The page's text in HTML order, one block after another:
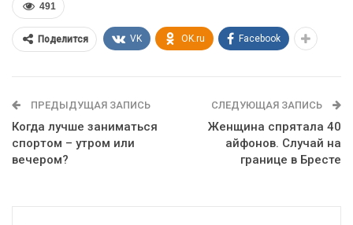
491
Поделится VK OK.ru Facebook
ПРЕДЫДУЩАЯ ЗАПИСЬ
Когда лучше заниматься
спортом – утром или
вечером?
СЛЕДУЮЩАЯ ЗАПИСЬ
Женщина спрятала 40
айфонов. Случай на
границе в Бресте